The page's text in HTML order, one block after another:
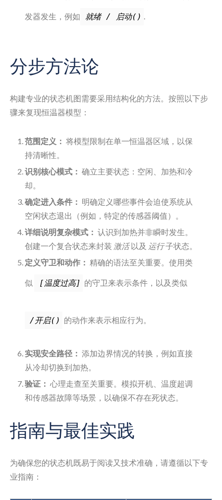
发器发生，例如 就绪 / 启动() .
分步方法论
构建专业的状态机图需要采用结构化的方法。按照以下步
骤来复现恒温器模型：
范围定义： 将模型限制在单一恒温器区域，以保
持清晰性。
识别核心模式： 确立主要状态：空闲、加热和冷
却。
确定进入条件： 明确定义哪些事件会迫使系统从
空闲状态退出（例如，特定的传感器阈值）。
详细说明复杂模式： 认识到加热并非瞬时发生。
创建一个复合状态来封装 激活以及 运行子状态。
定义守卫和动作： 精确的语法至关重要。使用类
似 [温度过高] 的守卫来表示条件，以及类似
/开启() 的动作来表示相应行为。
实现安全路径： 添加边界情况的转换，例如直接
从冷却切换到加热。
验证： 心理走查至关重要。模拟开机、温度超调
和传感器故障等场景，以确保不存在死状态。
指南与最佳实践
为确保您的状态机既易于阅读又技术准确，请遵循以下专
业指南：